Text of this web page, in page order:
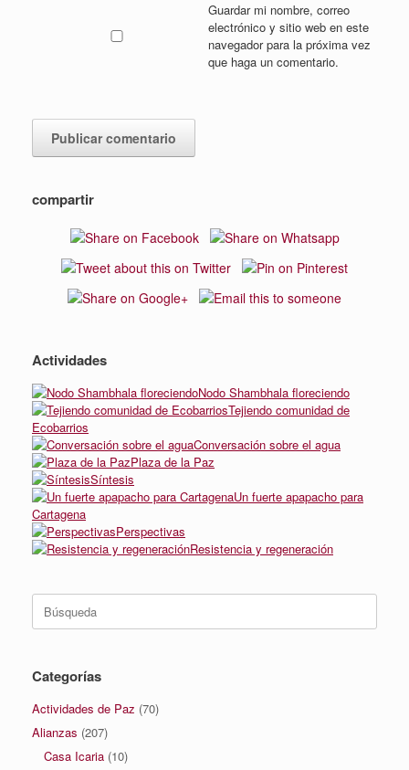
Guardar mi nombre, correo
electrónico y sitio web en este
navegador para la próxima vez
que haga un comentario.
compartir
Actividades
Nodo Shambhala floreciendo
Tejiendo comunidad de
Ecobarrios
Conversación sobre el agua
Plaza de la Paz
Síntesis
Un fuerte apapacho para
Cartagena
Perspectivas
Resistencia y regeneración
Categorías
Actividades de Paz (70)
Alianzas (207)
Casa Icaria (10)